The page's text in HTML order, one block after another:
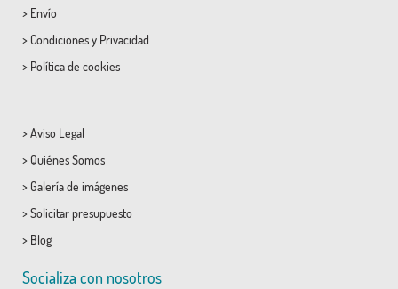
> Envío
> Condicionesy Privacidad
> Política de cookies
> Aviso Legal
> Quiénes Somos
> Galería de imágenes
> Solicitar presupuesto
> Blog
Socializa con nosotros